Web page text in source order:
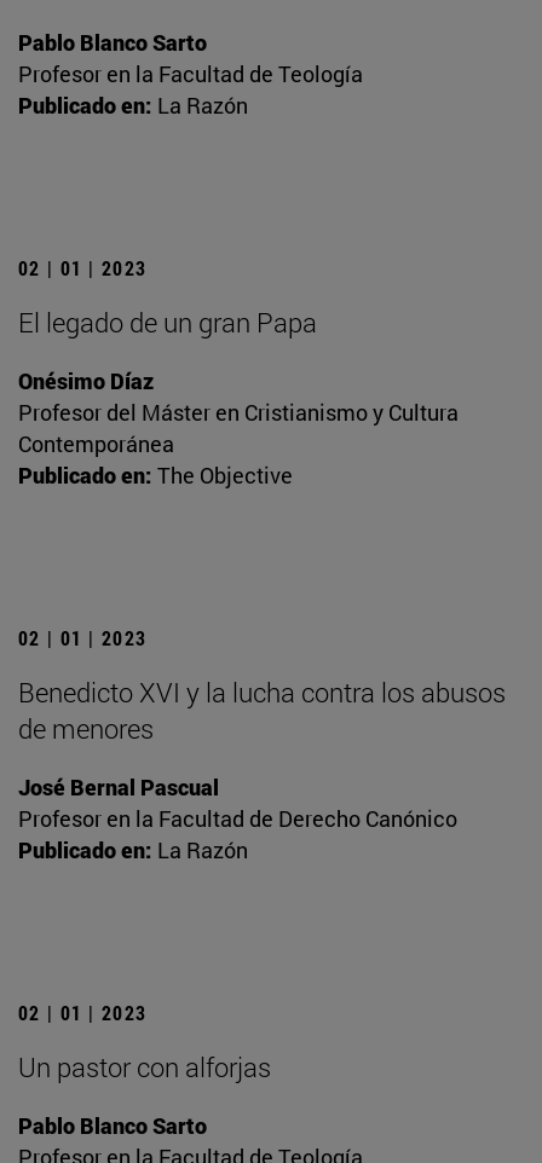
Pablo Blanco Sarto
Profesor en la Facultad de Teología
Publicado en: La Razón
02 | 01 | 2023
El legado de un gran Papa
Onésimo Díaz
Profesor del Máster en Cristianismo y Cultura
Contemporánea
Publicado en: The Objective
02 | 01 | 2023
Benedicto XVI y la lucha contra los abusos
de menores
José Bernal Pascual
Profesor en la Facultad de Derecho Canónico
Publicado en: La Razón
02 | 01 | 2023
Un pastor con alforjas
Pablo Blanco Sarto
Profesor en la Facultad de Teología